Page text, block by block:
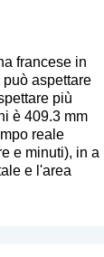
francese in
aspettare
più
è 409.3 mm
reale
e minuti), in a
e l'area